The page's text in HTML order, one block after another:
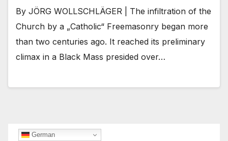
By JÖRG WOLLSCHLÄGER | The infiltration of the
Church by a „Catholic“ Freemasonry began more
than two centuries ago. It reached its preliminary
climax in a Black Mass presided over…
German